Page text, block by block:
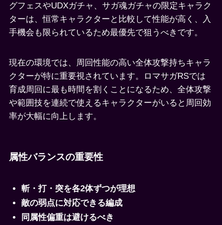
グフェスやUDXガチャ、サガ魂ガチャの限定キャラク
ターは、恒常キャラクターと比較して性能が高く、入
手機会も限られているため最優先で狙うべきです。
現在の環境では、周回性能の高い全体攻撃持ちキャラ
クターが特に重要視されています。ロマサガRSでは
育成周回に最も時間を割くことになるため、全体攻撃
や範囲技を連続で使えるキャラクターがいると周回効
率が大幅に向上します。
属性バランスの重要性
斬・打・突を各2体ずつが理想
敵の弱点に対応できる編成
同属性偏重は避けるべき